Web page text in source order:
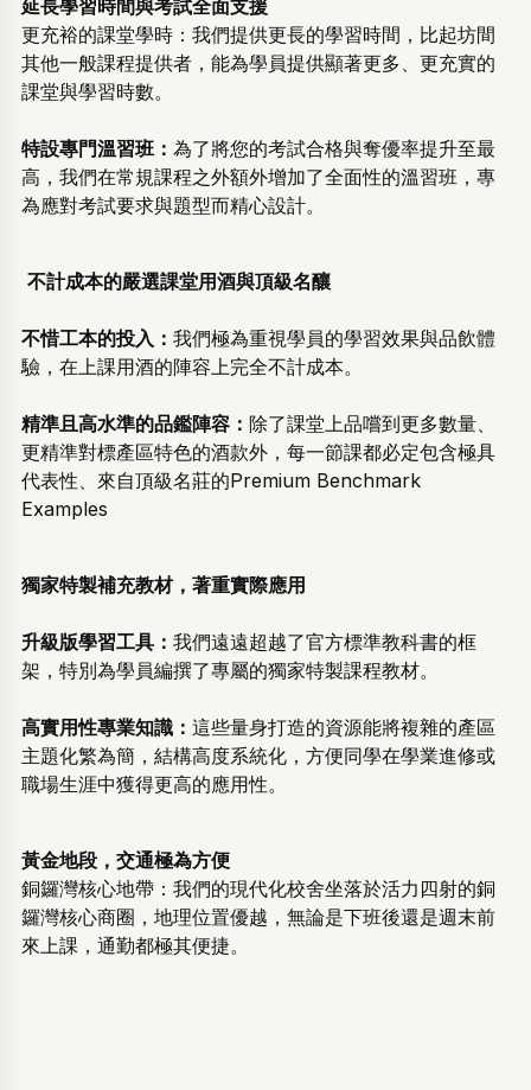
延長學習時間與考試全面支援
更充裕的課堂學時：我們提供更長的學習時間，比起坊間
其他一般課程提供者，能為學員提供顯著更多、更充實的
課堂與學習時數。
特設專門溫習班： 為了將您的考試合格與奪優率提升至最
高，我們在常規課程之外額外增加了全面性的溫習班，專
為應對考試要求與題型而精心設計。
不計成本的嚴選課堂用酒與頂級名釀
不惜工本的投入： 我們極為重視學員的學習效果與品飲體
驗，在上課用酒的陣容上完全不計成本。
精準且高水準的品鑑陣容： 除了課堂上品嚐到更多數量、
更精準對標產區特色的酒款外，每一節課都必定包含極具
代表性、來自頂級名莊的Premium Benchmark
Examples
獨家特製補充教材，著重實際應用
升級版學習工具： 我們遠遠超越了官方標準教科書的框
架，特別為學員編撰了專屬的獨家特製課程教材。
高實用性專業知識： 這些量身打造的資源能將複雜的產區
主題化繁為簡，結構高度系統化，方便同學在學業進修或
職場生涯中獲得更高的應用性。
黃金地段，交通極為方便
銅鑼灣核心地帶：我們的現代化校舍坐落於活力四射的銅
鑼灣核心商圈，地理位置優越，無論是下班後還是週末前
來上課，通勤都極其便捷。